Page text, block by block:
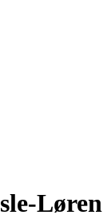
Løren